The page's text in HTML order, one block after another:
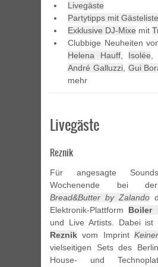
Livegäste
Partytipps mit
Exklusive DJ-Mixe mit
Clubbige Neuheiten
Helena Hauff, Isolée,
André Galluzzi, Gui
mehr
Livegäste
Reznik
Für angesagte
Wochenende bei
Bread&Butter by Zalando
Elektronik-Plattform Boiler
und Live Artists. Dabei ist
Reznik vom Imprint
vielseitigen Sets des
House- und